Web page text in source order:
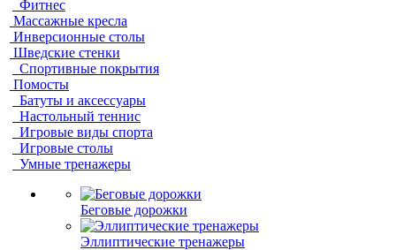
Фитнес
Массажные кресла
Инверсионные столы
Шведские стенки
Спортивные покрытия
Помосты
Батуты и аксессуары
Настольный теннис
Игровые виды спорта
Игровые столы
Умные тренажеры
Беговые дорожки
Эллиптические тренажеры